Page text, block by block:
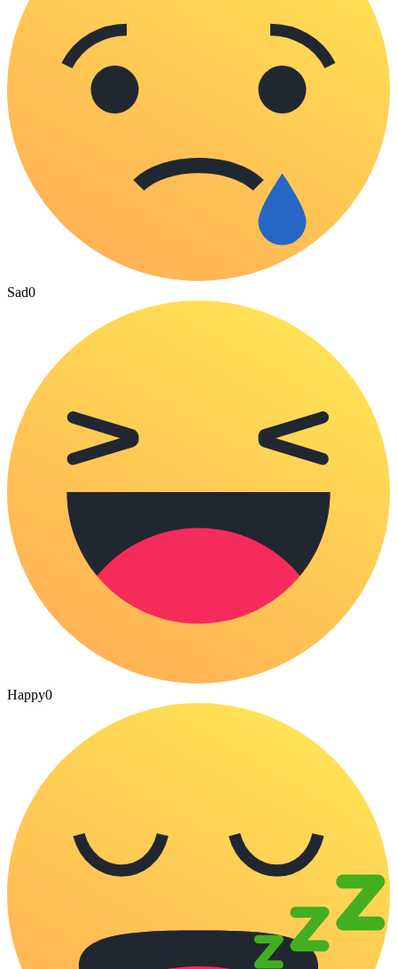
Sad0
Happy0